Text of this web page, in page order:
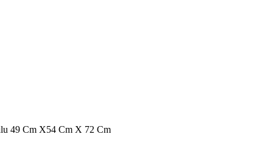
49 Cm X54 Cm X 72 Cm